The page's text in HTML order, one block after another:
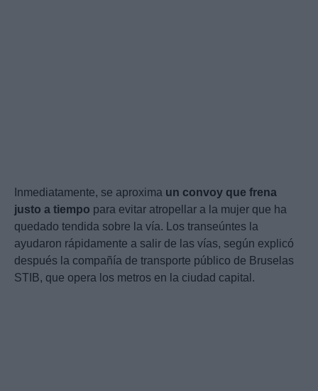
Inmediatamente, se aproxima un convoy que frena
justo a tiempo para evitar atropellar a la mujer que ha
quedado tendida sobre la vía. Los transeúntes la
ayudaron rápidamente a salir de las vías, según explicó
después la compañía de transporte público de Bruselas
STIB, que opera los metros en la ciudad capital.